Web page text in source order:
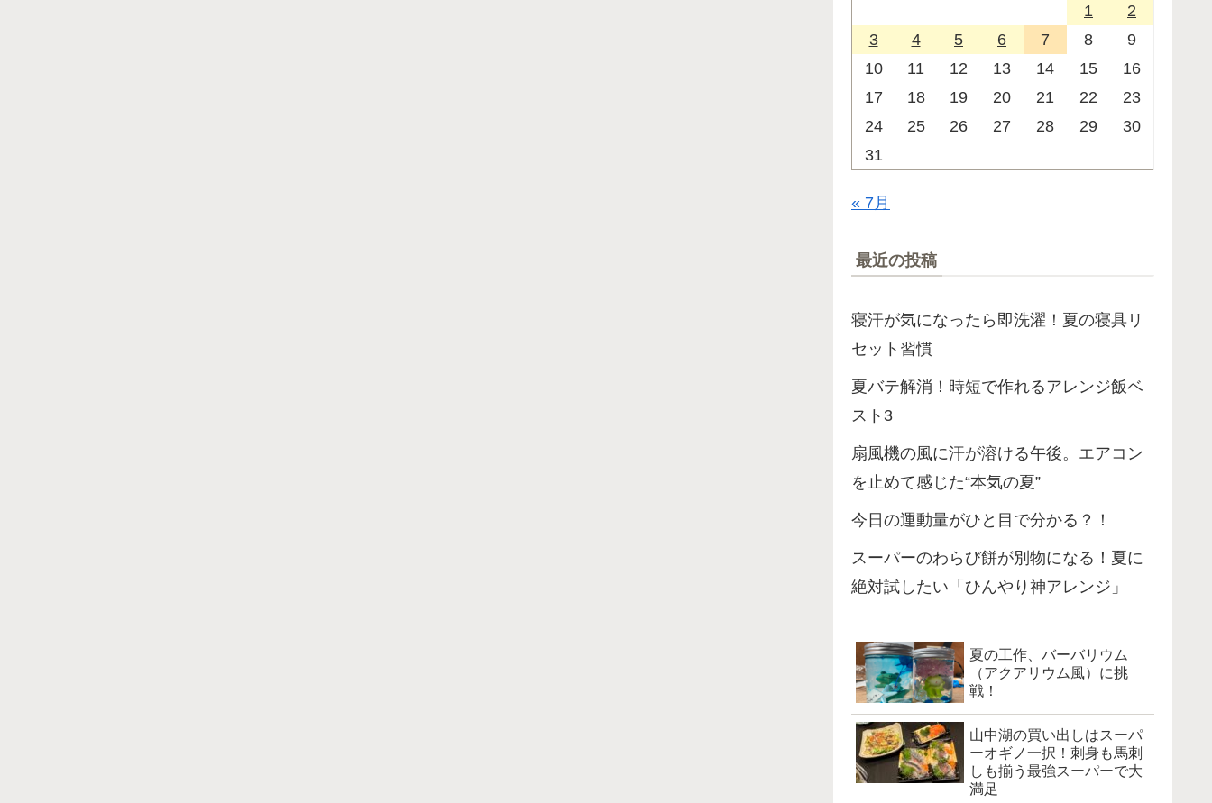
1
2
3
4 5 6 7 8
9
10
11 12 13 14 15
16
17
18 19 20 21 22
23
24
25 26 27 28 29
30
31
« 7月
最近の投稿
寝汗が気になったら即洗濯！夏の寝具リ
セット習慣
夏バテ解消！時短で作れるアレンジ飯ベ
スト3
扇風機の風に汗が溶ける午後。エアコン
を止めて感じた“本気の夏”
今日の運動量がひと目で分かる？！
スーパーのわらび餅が別物になる！夏に
絶対試したい「ひんやり神アレンジ」
夏の工作、バーバリウム
（アクアリウム風）に挑
戦！
山中湖の買い出しはスーパ
ーオギノ一択！刺身も馬刺
しも揃う最強スーパーで大
満足